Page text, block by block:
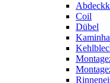
Coil
Dübel